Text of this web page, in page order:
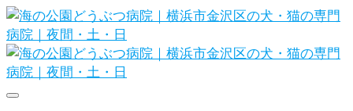
Skip
to
content